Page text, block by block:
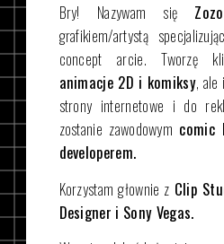
Bry! Nazywam się
grafikiem/artystą
concept arcie. Tworzę
animacje 2D i komiksy, ale
strony internetowe i do
zostanie zawodowym comic
developerem.
Korzystam głownie z Clip
Designer i Sony Vegas.